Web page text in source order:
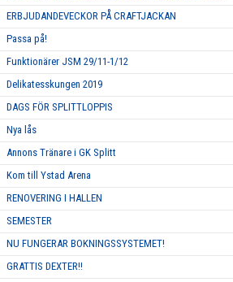
ERBJUDANDEVECKOR PÅ CRAFTJACKAN
Passa på!
Funktionärer JSM 29/11-1/12
Delikatesskungen 2019
DAGS FÖR SPLITTLOPPIS
Nya lås
Annons Tränare i GK Splitt
Kom till Ystad Arena
RENOVERING I HALLEN
SEMESTER
NU FUNGERAR BOKNINGSSYSTEMET!
GRATTIS DEXTER!!